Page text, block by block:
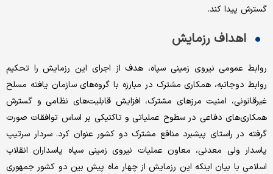
گسترش پیدا کند.
اهداف رزمایش
روابط عمومی نیروی زمینی سپاه، هدف از اجرای این رزمایش را تحکیم
روابط دوجانبه، همکاری مشترک در مبارزه با گروه‌‌های سازمان یافته مسلح
غیر‌قانونی، امنیت مرز‌‌های مشترک، افزایش قابلیت‌‌های نظامی و گسترش
همکاری‌‌های دفاعی در سطوح عملیاتی و تاکتیکی بر اساس توافقات صورت
گرفته در راستای پیشبرد منافع مشترک دو کشور عنوان کرد. سردار سرتیپ
پاسدار ولی معدنی، معاون عملیات نیروی زمینی سپاه پاسداران انقلاب
اسلامی با بیان اینکه این رزمایش از چهار ماه پیش بین دو کشور جمهوری